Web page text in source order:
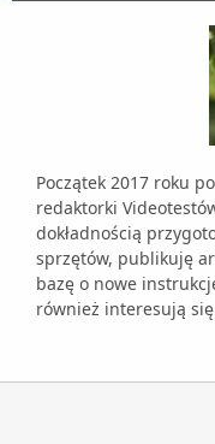
Początek 2017 roku
redaktorki
dokładnością
sprzętów, publikuję
bazę o nowe
również interesują